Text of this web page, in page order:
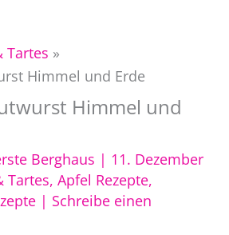
Tartes
Himmel und Erde
Himmel und
Berghaus | 11. Dezember
Tartes, Apfel Rezepte,
| Schreibe einen